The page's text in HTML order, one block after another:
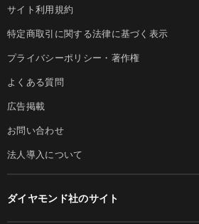
サイト利用規約
特定商取引に関する法律に基づく表示
プライバシーポリシー・著作権
よくある質問
広告掲載
お問い合わせ
法人導入について
ダイヤモンド社のサイト